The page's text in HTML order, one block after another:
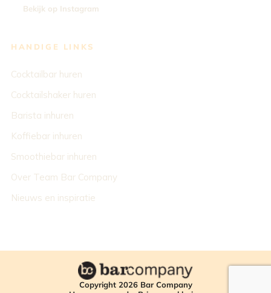
Bekijk op Instagram
HANDIGE LINKS
Cocktailbar huren
Cocktailshaker huren
Barista inhuren
Koffiebar inhuren
Smoothiebar inhuren
Over Team Bar Company
Nieuws en inspiratie
Copyright 2026 Bar Company